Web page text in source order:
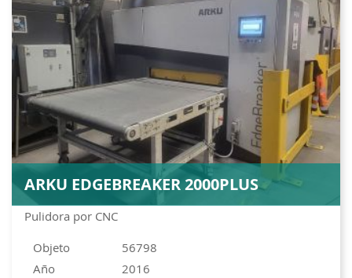
Pulidora por CNC
ARKU EDGEBREAKER 2000PLUS
Objeto
56798
Año
2016